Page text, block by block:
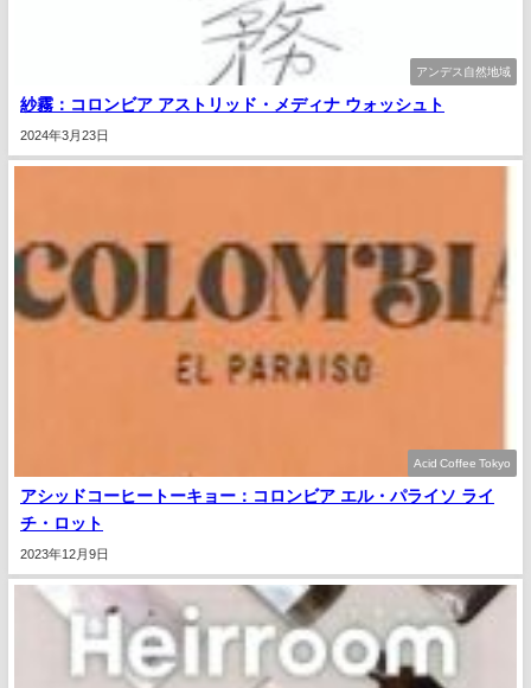
アンデス自然地域
紗霧：コロンビア アストリッド・メディナ ウォッシュト
2024年3月23日
Acid Coffee Tokyo
アシッドコーヒートーキョー：コロンビア エル・パライソ ライ
チ・ロット
2023年12月9日